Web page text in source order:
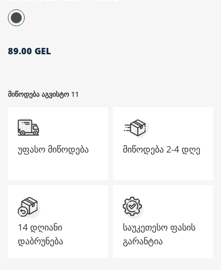
89.00 GEL
მიწოდება აგვისტო 11
უფასო მიწოდება
14 დღიანი
დაბრუნება
მიწოდება 2-4 დღე
საუკეთესო ფასის
გარანტია